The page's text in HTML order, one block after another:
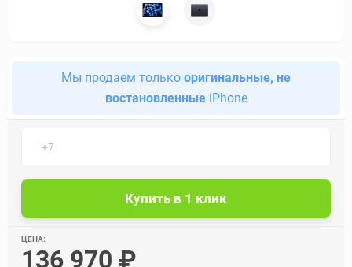
Мы продаем только оригинальные, не
востановленныеiPhone
ЦЕНА:
136 970 ₽